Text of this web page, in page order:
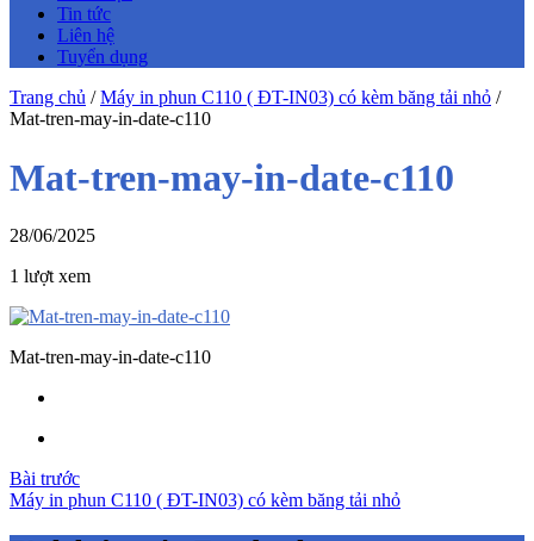
Tin tức
Liên hệ
Tuyển dụng
Trang chủ /Máy in phun C110 ( ĐT-IN03) có kèm băng tải nhỏ /
Mat-tren-may-in-date-c110
Mat-tren-may-in-date-c110
28/06/2025
1 lượt xem
Mat-tren-may-in-date-c110
Điều
hướng
Bài trước
Máy in phun C110 ( ĐT-IN03) có kèm băng tải nhỏ